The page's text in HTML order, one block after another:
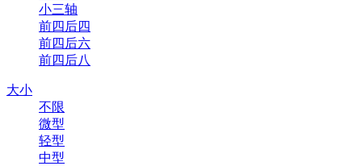
小三轴
前四后四
前四后六
前四后八
大小
不限
微型
轻型
中型